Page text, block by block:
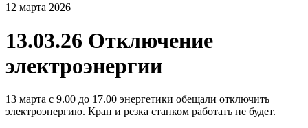
12 марта 2026
13.03.26 Отключение
электроэнергии
13 марта с 9.00 до 17.00 энергетики обещали отключить
электроэнергию. Кран и резка станком работать не будет.